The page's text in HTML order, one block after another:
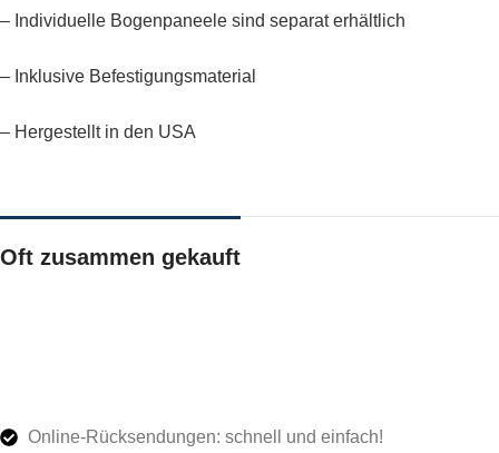
– Individuelle Bogenpaneele sind separat erhältlich
– Inklusive Befestigungsmaterial
– Hergestellt in den USA
Oft zusammen gekauft
Online-Rücksendungen: schnell und einfach!